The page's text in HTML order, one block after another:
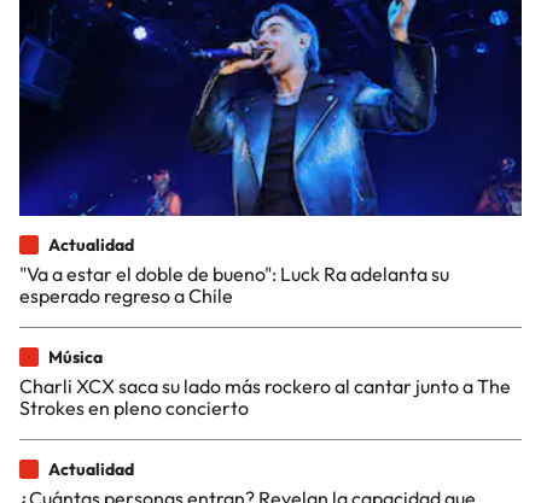
Actualidad
"Va a estar el doble de bueno": Luck Ra adelanta su
esperado regreso a Chile
Música
Charli XCX saca su lado más rockero al cantar junto a The
Strokes en pleno concierto
Actualidad
¿Cuántas personas entran? Revelan la capacidad que